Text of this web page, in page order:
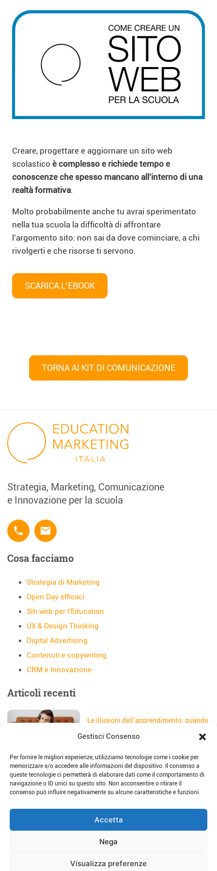
Gestisci Consenso
Per fornire le migliori esperienze, utilizziamo tecnologie come i cookie per
memorizzare e/o accedere alle informazioni del dispositivo. Il consenso a
queste tecnologie ci permetterà di elaborare dati come il comportamento di
navigazione o ID unici su questo sito. Non acconsentire o ritirare il
consenso può influire negativamente su alcune caratteristiche e funzioni.
Accetta
Nega
Visualizza preferenze
Creare, progettare e aggiornare un sito web
scolastico è complesso e richiede tempo e
conoscenze che spesso mancano all’interno di una
realtà formativa.
Molto probabilmente anche tu avrai sperimentato
nella tua scuola la difficoltà di affrontare
l’argomento sito: non sai da dove cominciare, a chi
rivolgerti e che risorse ti servono.
SCARICA L’EBOOK
TORNA AI KIT DI COMUNICAZIONE
Navigazione
articoli
Strategia, Marketing, Comunicazione
e Innovazione per la scuola
phone email
Cosa facciamo
Strategia di Marketing
Open Day efficaci
Siti web per l'Education
UX & Design Thinking
Digital Advertising
Contenuti e copywriting
CRM e Innovazione
Articoli recenti
Le illusioni dell’apprendimento: quando
Data:5 Agosto 2026
Il sito web della scuola: come
trasformarlo in uno strumento di
storytelling e comunicazione
Data:28 Luglio 2026
Place-based education: dalla teoria alla
pratica per imparare sul territorio
Data:23 Luglio 2026